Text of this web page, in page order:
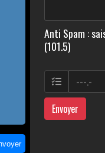
Anti Spam :
(101.5)
Envoyer